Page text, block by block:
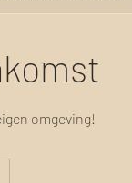
omgeving!